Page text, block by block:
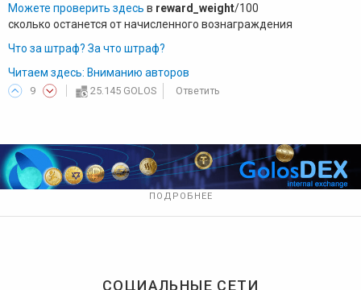
Можете проверить здесь в reward_weight/100
сколько останется от начисленного вознаграждения
Что за штраф? За что штраф?
Читаем здесь: Вниманию авторов
9 25.145 GOLOS Ответить
ПОДРОБНЕЕ
СОЦИАЛЬНЫЕ СЕТИ